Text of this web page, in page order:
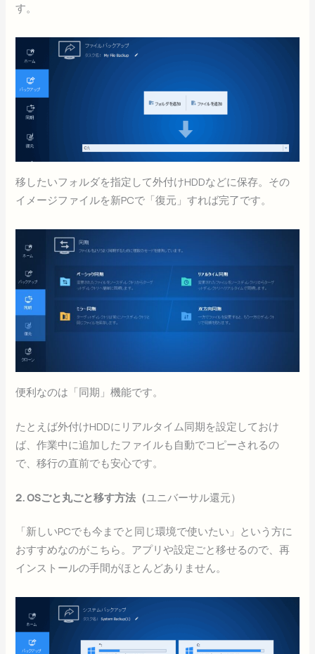
す。
移したいフォルダを指定して外付けHDDなどに保存。その
イメージファイルを新PCで「復元」すれば完了です。
便利なのは「同期」機能です。
たとえば外付けHDDにリアルタイム同期を設定しておけ
ば、作業中に追加したファイルも自動でコピーされるの
で、移行の直前でも安心です。
2. OSごと丸ごと移す方法（ユニバーサル還元）
「新しいPCでも今までと同じ環境で使いたい」という方に
おすすめなのがこちら。アプリや設定ごと移せるので、再
インストールの手間がほとんどありません。